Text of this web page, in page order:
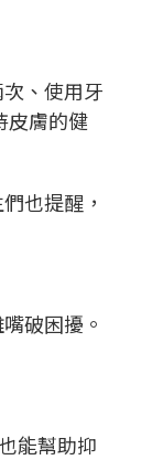
、使用牙
皮膚的健
也提醒，
破困擾。
能幫助抑